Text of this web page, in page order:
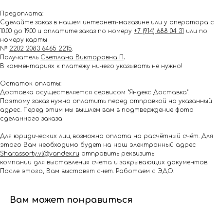
Предоплата:
Сделайте заказ в нашем интернет-магазине или у оператора с
10.00 до 19.00 и оплатите заказ по номеру +7 (914) 688 04 31 или по
номеру карты
№ 2202 2083 6465 2215.
Получатель Светлана Викторовна П .
В комментариях к платежу ничего указывать не нужно!
Остаток оплаты:
Доставка осуществляется сервисом "Яндекс Доставка".
Поэтому заказ нужно оплатить перед отправкой на указанный
адрес. Перед этим мы вышлем вам в подтверждение фото
сделанного заказа
Для юридических лиц возможна оплата на расчётный счёт. Для
этого Вам необходимо будет на наш электронный адрес
Shar.assorty.vl@yandex.ru отправить реквизиты
компании для выставления счета и закрывающих документов.
После этого, Вам выставят счет. Работаем с ЭДО.
Вам может понравиться